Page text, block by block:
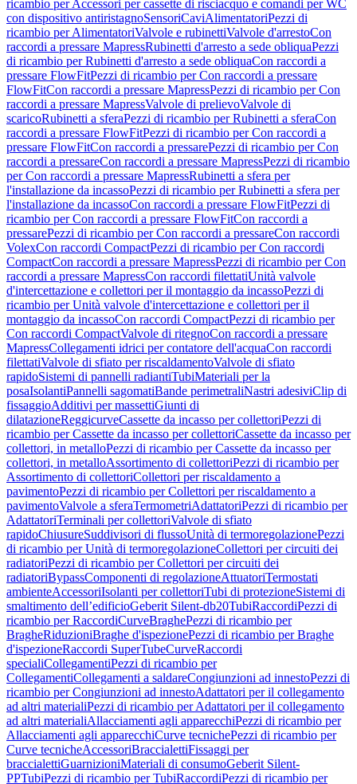
ricambio per Accessori per cassette di risciacquo e comandi per WC
con dispositivo antiristagnoSensoriCaviAlimentatoriPezzi di
ricambio per AlimentatoriValvole e rubinettiValvole d'arrestoCon
raccordi a pressare MapressRubinetti d'arresto a sede obliquaPezzi
di ricambio per Rubinetti d'arresto a sede obliquaCon raccordi a
pressare FlowFitPezzi di ricambio per Con raccordi a pressare
FlowFitCon raccordi a pressare MapressPezzi di ricambio per Con
raccordi a pressare MapressValvole di prelievoValvole di
scaricoRubinetti a sferaPezzi di ricambio per Rubinetti a sferaCon
raccordi a pressare FlowFitPezzi di ricambio per Con raccordi a
pressare FlowFitCon raccordi a pressarePezzi di ricambio per Con
raccordi a pressareCon raccordi a pressare MapressPezzi di ricambio
per Con raccordi a pressare MapressRubinetti a sfera per
l'installazione da incassoPezzi di ricambio per Rubinetti a sfera per
l'installazione da incassoCon raccordi a pressare FlowFitPezzi di
ricambio per Con raccordi a pressare FlowFitCon raccordi a
pressarePezzi di ricambio per Con raccordi a pressareCon raccordi
VolexCon raccordi CompactPezzi di ricambio per Con raccordi
CompactCon raccordi a pressare MapressPezzi di ricambio per Con
raccordi a pressare MapressCon raccordi filettatiUnità valvole
d'intercettazione e collettori per il montaggio da incassoPezzi di
ricambio per Unità valvole d'intercettazione e collettori per il
montaggio da incassoCon raccordi CompactPezzi di ricambio per
Con raccordi CompactValvole di ritegnoCon raccordi a pressare
MapressCollegamenti idrici per contatore dell'acquaCon raccordi
filettatiValvole di sfiato per riscaldamentoValvole di sfiato
rapidoSistemi di pannelli radiantiTubiMateriali per la
posaIsolantiPannelli sagomatiBande perimetraliNastri adesiviClip di
fissaggioAdditivi per massettiGiunti di
dilatazioneReggicurveCassette da incasso per collettoriPezzi di
ricambio per Cassette da incasso per collettoriCassette da incasso per
collettori, in metalloPezzi di ricambio per Cassette da incasso per
collettori, in metalloAssortimento di collettoriPezzi di ricambio per
Assortimento di collettoriCollettori per riscaldamento a
pavimentoPezzi di ricambio per Collettori per riscaldamento a
pavimentoValvole a sferaTermometriAdattatoriPezzi di ricambio per
AdattatoriTerminali per collettoriValvole di sfiato
rapidoChiusureSuddivisori di flussoUnità di termoregolazionePezzi
di ricambio per Unità di termoregolazioneCollettori per circuiti dei
radiatoriPezzi di ricambio per Collettori per circuiti dei
radiatoriBypassComponenti di regolazioneAttuatoriTermostati
ambienteAccessoriIsolanti per collettoriTubi di protezioneSistemi di
smaltimento dell’edificioGeberit Silent-db20TubiRaccordiPezzi di
ricambio per RaccordiCurveBraghePezzi di ricambio per
BragheRiduzioniBraghe d'ispezionePezzi di ricambio per Braghe
d'ispezioneRaccordi SuperTubeCurveRaccordi
specialiCollegamentiPezzi di ricambio per
CollegamentiCollegamenti a saldareCongiunzioni ad innestoPezzi di
ricambio per Congiunzioni ad innestoAdattatori per il collegamento
ad altri materialiPezzi di ricambio per Adattatori per il collegamento
ad altri materialiAllacciamenti agli apparecchiPezzi di ricambio per
Allacciamenti agli apparecchiCurve tecnichePezzi di ricambio per
Curve tecnicheAccessoriBraccialettiFissaggi per
braccialettiGuarnizioniMateriali di consumoGeberit Silent-
PPTubiPezzi di ricambio per TubiRaccordiPezzi di ricambio per